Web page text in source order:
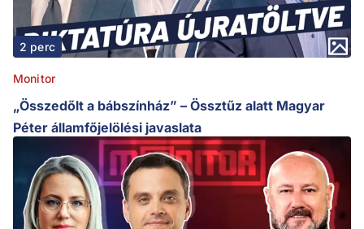
2 perc
Monitor
„Összedőlt a bábszínház” – Össztűz alatt Magyar
Péter államfőjelölési javaslata